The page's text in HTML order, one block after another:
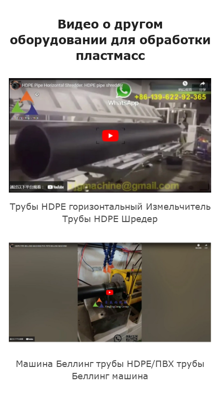
Видео о другом
оборудовании для обработки
пластмасс
Трубы HDPE горизонтальный Измельчитель
Трубы HDPE Шредер
Машина Беллинг трубы HDPE/ПВХ трубы
Беллинг машина